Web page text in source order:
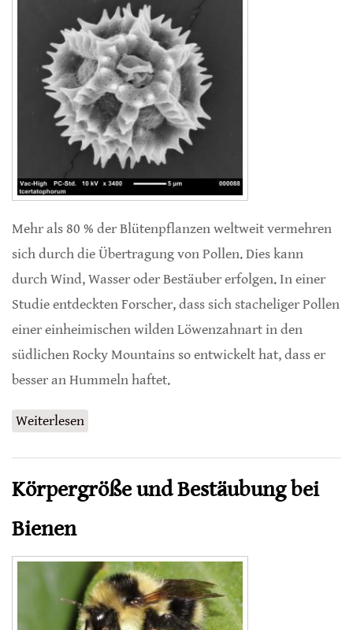
Mehr als 80 % der Blütenpflanzen weltweit vermehren
sich durch die Übertragung von Pollen. Dies kann
durch Wind, Wasser oder Bestäuber erfolgen. In einer
Studie entdeckten Forscher, dass sich stacheliger Pollen
einer einheimischen wilden Löwenzahnart in den
südlichen Rocky Mountains so entwickelt hat, dass er
besser an Hummeln haftet.
Weiterlesen
Körpergröße und Bestäubung bei
Bienen